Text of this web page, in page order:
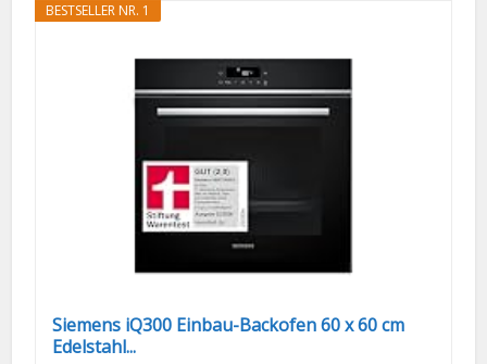
BESTSELLER NR. 1
Siemens iQ300 Einbau-Backofen 60 x 60 cm
Edelstahl...